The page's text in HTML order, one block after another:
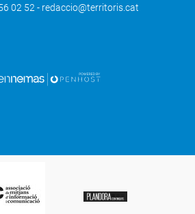
02 52 - redaccio@territoris.cat